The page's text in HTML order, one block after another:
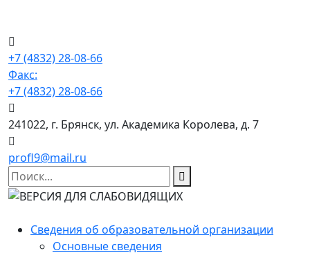
+7 (4832) 28-08-66
Факс:
+7 (4832) 28-08-66
241022, г. Брянск, ул. Академика Королева, д. 7
profl9@mail.ru
Сведения об образовательной организации
Основные сведения